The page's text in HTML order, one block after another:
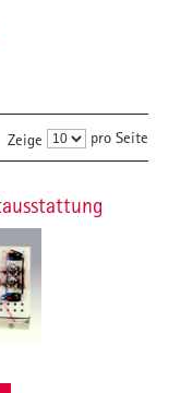
Zeige pro Seite